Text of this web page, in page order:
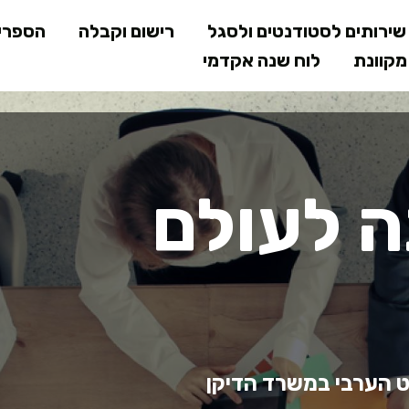
לתוכן
המרכזי
לסטודנטים ולסגל רישום וקבלה
לוח שנה אקדמי
לעולם
הערבי במשרד הדיקן